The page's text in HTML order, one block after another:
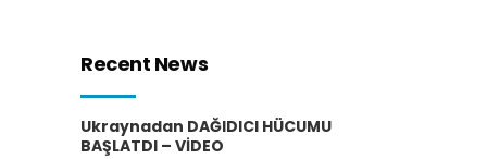
Recent News
Ukraynadan DAĞIDICI HÜCUMU
BAŞLATDI – VİDEO